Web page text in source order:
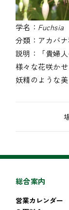
学名： Fuchsia
分類： アカバ
説明：
「貴婦
様々な花咲か
妖精のような美
総合案内
営業カレンダー